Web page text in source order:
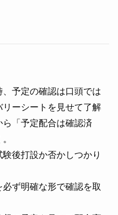
、予定の確認は口頭では
ーシートを見せて了解
「予定配合は確認済
後打設か否かしつかり
必ず明確な形で確認を取